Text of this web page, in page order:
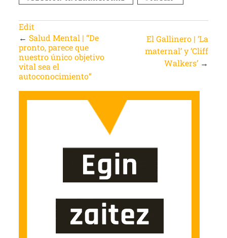
Edit
← Salud Mental | “De
pronto, parece que
nuestro único objetivo
vital sea el
autoconocimiento”
El Gallinero | ‘La
maternal’ y ‘Cliff
Walkers’ →